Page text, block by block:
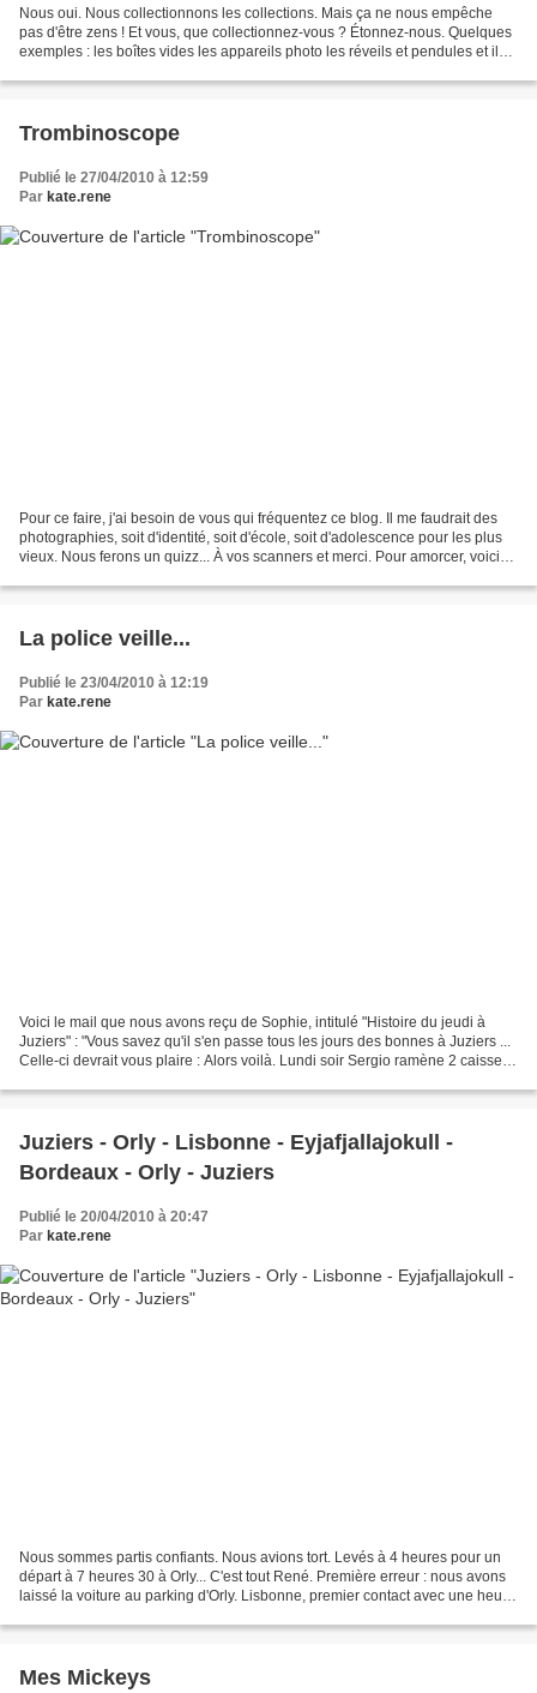
Nous oui. Nous collectionnons les collections. Mais ça ne nous empêche
pas d'être zens ! Et vous, que collectionnez-vous ? Étonnez-nous. Quelques
exemples : les boîtes vides les appareils photo les réveils et pendules et ils
Trombinoscope
Publié le 27/04/2010 à 12:59
Par kate.rene
Pour ce faire, j'ai besoin de vous qui fréquentez ce blog. Il me faudrait des
photographies, soit d'identité, soit d'école, soit d'adolescence pour les plus
vieux. Nous ferons un quizz... À vos scanners et merci. Pour amorcer, voici
La police veille...
Publié le 23/04/2010 à 12:19
Par kate.rene
Voici le mail que nous avons reçu de Sophie, intitulé "Histoire du jeudi à
Juziers" : "Vous savez qu'il s'en passe tous les jours des bonnes à Juziers ...
Celle-ci devrait vous plaire : Alors voilà. Lundi soir Sergio ramène 2 caisses
Juziers - Orly - Lisbonne - Eyjafjallajokull -
Bordeaux - Orly - Juziers
Publié le 20/04/2010 à 20:47
Par kate.rene
Nous sommes partis confiants. Nous avions tort. Levés à 4 heures pour un
départ à 7 heures 30 à Orly... C'est tout René. Première erreur : nous avons
laissé la voiture au parking d'Orly. Lisbonne, premier contact avec une heure
Mes Mickeys